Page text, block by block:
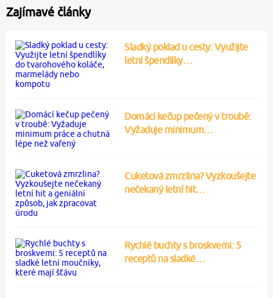
Zajímavé články
Sladký poklad u cesty: Využijte
letní špendlíky…
Domácí kečup pečený v troubě:
Vyžaduje minimum…
Cuketová zmrzlina? Vyzkoušejte
nečekaný letní hit…
Rychlé buchty s broskvemi: 5
receptů na sladké…